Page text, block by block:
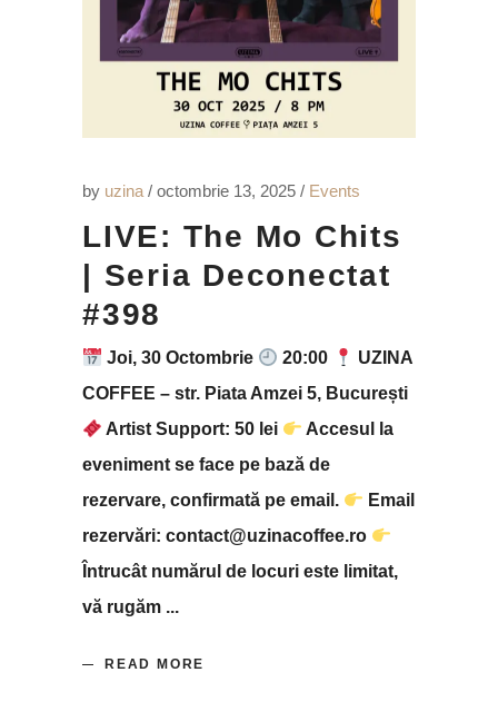
by uzina octombrie 13, 2025 Events
LIVE: The Mo Chits
| Seria Deconectat
#398
Joi, 30 Octombrie 20:00
UZINA
COFFEE – str. Piata Amzei 5, București
Artist Support: 50 lei
Accesul la
eveniment se face pe bază de
rezervare, confirmată pe email.
Email
rezervări: contact@uzinacoffee.ro
Întrucât numărul de locuri este limitat,
vă rugăm
READ MORE